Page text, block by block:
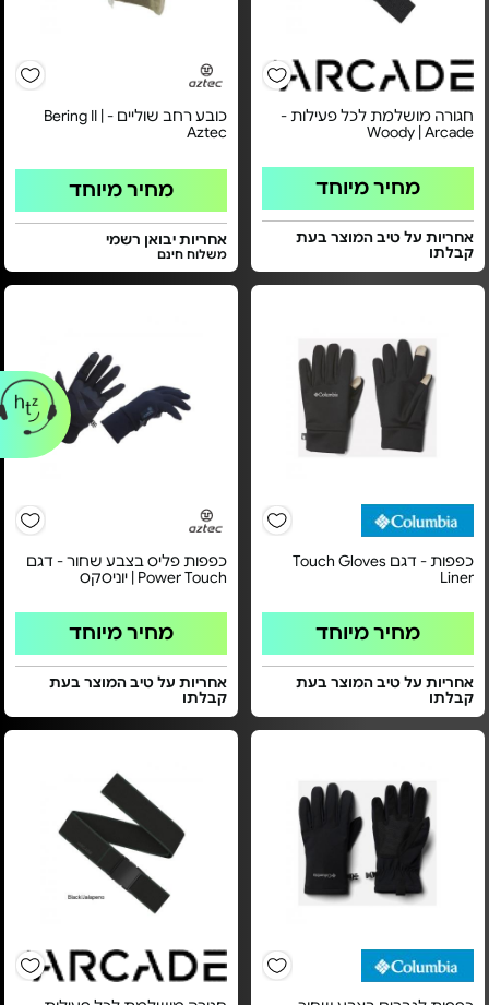
חגורה מושלמת לכל פעילות -
Woody | Arcade
מחיר מיוחד
אחריות על טיב המוצר בעת
קבלתו
כובע רחב שוליים - Bering II |
Aztec
מחיר מיוחד
אחריות יבואן רשמי
משלוח חינם
כפפות - דגם Touch Gloves
Liner
מחיר מיוחד
אחריות על טיב המוצר בעת
קבלתו
כפפות פליס בצבע שחור - דגם
Power Touch | יוניסקס
מחיר מיוחד
אחריות על טיב המוצר בעת
קבלתו